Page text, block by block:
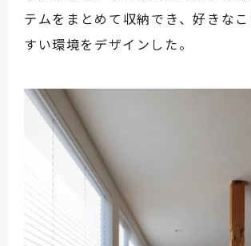
テムをまとめて収納でき、好きな
すい環境をデザインした。